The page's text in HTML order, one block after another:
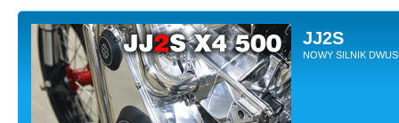
JJ2S
NOWY SILNIK